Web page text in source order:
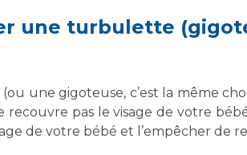
une turbulette
une gigoteuse, c’est la même
pas le visage de votre
de votre bébé et l’empêcher de